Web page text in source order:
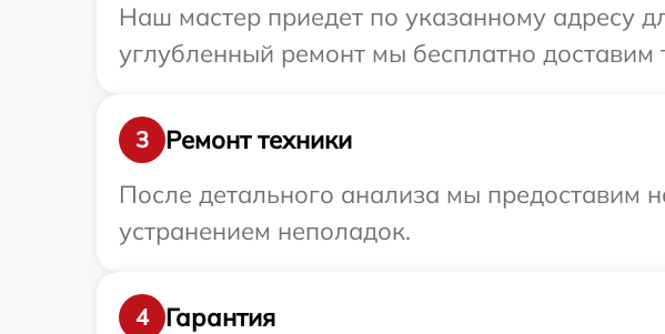
Наш мастер приедет по указанному адресу
углубленный ремонт мы бесплатно доставим
3
Ремонт техники
После детального анализа мы предоставим
устранением неполадок.
4
Гарантия